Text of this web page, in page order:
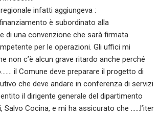
infatti aggiungeva :
è subordinato alla
di una convenzione che sarà firmata
per le operazioni. Gli uffici mi
non c’è alcun grave ritardo anche perché
il Comune deve preparare il progetto di
che deve andare in conferenza di servizi
il dirigente generale del dipartimento
Salvo Cocina, e mi ha assicurato che ……l’iter